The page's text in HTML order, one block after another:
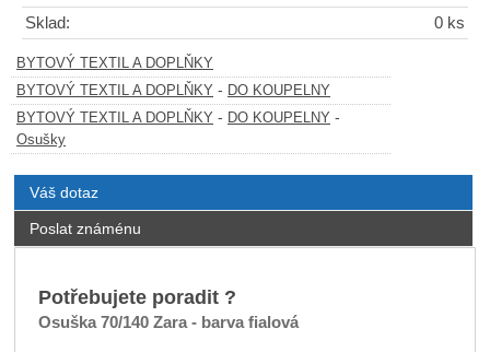
Sklad:
0 ks
BYTOVÝ TEXTIL A DOPLŇKY
BYTOVÝ TEXTIL A DOPLŇKY - DO KOUPELNY
BYTOVÝ TEXTIL A DOPLŇKY - DO KOUPELNY -
Osušky
Váš dotaz
Poslat známénu
Potřebujete poradit ?
Osuška 70/140 Zara - barva fialová